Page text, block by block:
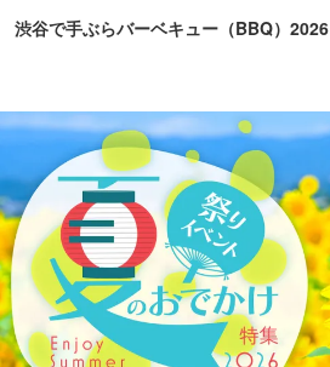
渋谷で手ぶらバーベキュー（BBQ）2026